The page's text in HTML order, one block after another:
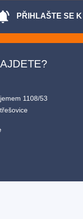
PŘIHLAŠTE SE
1108/53